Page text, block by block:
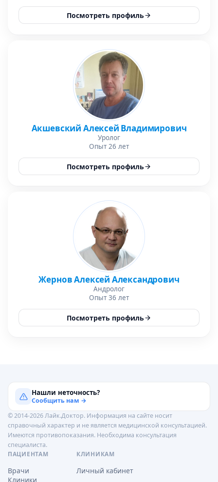
Посмотреть профиль
Акшевский Алексей Владимирович
Уролог
Опыт 26 лет
Посмотреть профиль
Жернов Алексей Александрович
Андролог
Опыт 36 лет
Посмотреть профиль
Нашли неточность?
Сообщить нам →
© 2014-2026 Лайк.Доктор. Информация на сайте носит
справочный характер и не является медицинской консультацией.
Имеются противопоказания. Необходима консультация
специалиста.
ПАЦИЕНТАМ
Врачи
Клиники
КЛИНИКАМ
Личный кабинет